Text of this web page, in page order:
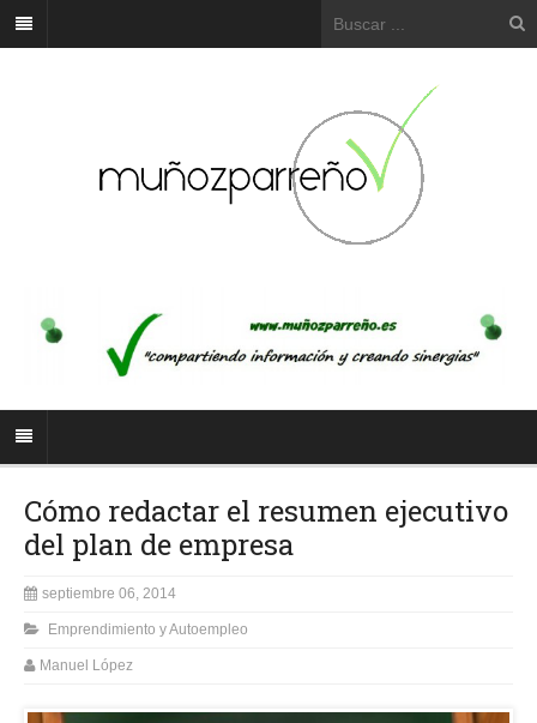
Cómo redactar el resumen ejecutivo
del plan de empresa
septiembre 06, 2014
Emprendimiento y Autoempleo
Manuel López